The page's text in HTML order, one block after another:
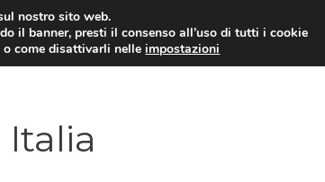
PUBBLICA ECONOMIA
nostro sito web.
il banner, presti il consenso all’uso di tutti i cookie
o come disattivarli nelleimpostazioni